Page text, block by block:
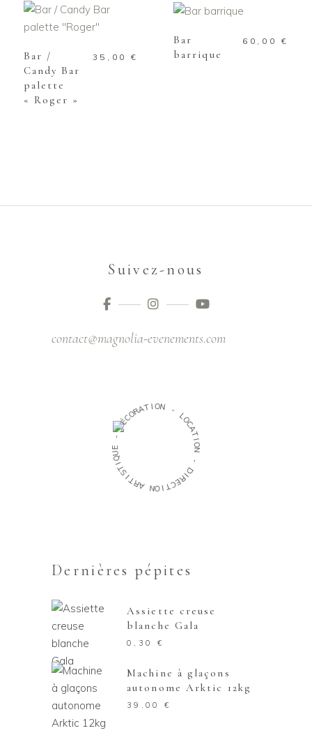
AJOUTER AU
PANIER
Bar /
Candy Bar
palette
« Roger »
35,00€
PANIER
Bar
barrique
60,00 €
Suivez-nous
contact@magnolia-evenements.com
D
ÉCORAT ION -
L
O
C
A
T
I
O
N
-
D
I
R
E
C
T
I
O
N
A
R
T
I
S
T
I
Q
U
E
-
Dernières pépites
Assiette creuse
blanche Gala
0,30 €
Machine à glaçons
autonome Arktic 12kg
39,00 €